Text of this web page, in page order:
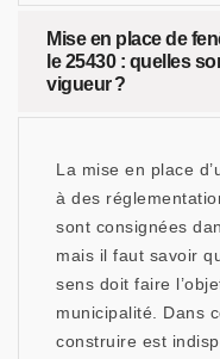
Mise en place de
le 25430 : quelles
vigueur ?
La mise en place
à des
sont consignées
mais il faut savoir
sens doit faire
municipalité. Dans
construire est